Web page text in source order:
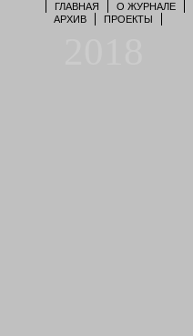
ГЛАВНАЯ О ЖУРНАЛЕ
АРХИВ
ПРОЕКТЫ